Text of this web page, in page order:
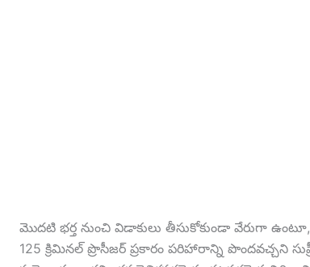
మొదటి భర్త నుంచి విడాకులు తీసుకోకుండా వేరుగా ఉంటూ,
125 క్రిమినల్ ప్రొసీజర్ ప్రకారం పరిహారాన్ని పొందవచ్చని